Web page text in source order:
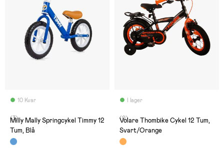
10 Kvar
(3)
Milly Mally Springcykel Timmy 12
Tum, Blå
I lager
(0)
Volare Thombike Cykel 12 Tum,
Svart/Orange